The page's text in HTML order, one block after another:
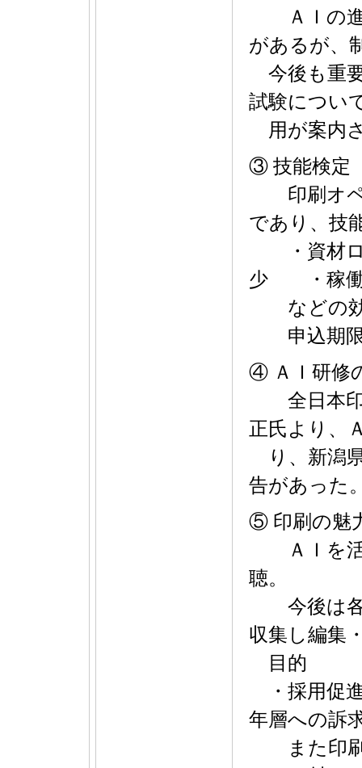
ＡＩの進
があるが、
今後も重
試験につい
用が案内
③ 技能検定
印刷オペ
であり、技
・資材ロ
少 ・稼働
などの効
申込期限
④ ＡＩ研修
全日本印
正氏より、
り、新潟
告があった
⑤ 印刷の魅
ＡＩを活
聴。
今後は各
収集し編集
目的
・採用促
年層への訴
また印刷